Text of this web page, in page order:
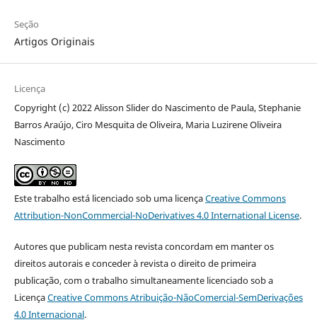
Seção
Artigos Originais
Licença
Copyright (c) 2022 Alisson Slider do Nascimento de Paula, Stephanie
Barros Araújo, Ciro Mesquita de Oliveira, Maria Luzirene Oliveira
Nascimento
Este trabalho está licenciado sob uma licençaCreative Commons
Attribution-NonCommercial-NoDerivatives 4.0 International License.
Autores que publicam nesta revista concordam em manter os
direitos autorais e conceder à revista o direito de primeira
publicação, com o trabalho simultaneamente licenciado sob a
LicençaCreative Commons Atribuição-NãoComercial-SemDerivações
4.0 Internacional.